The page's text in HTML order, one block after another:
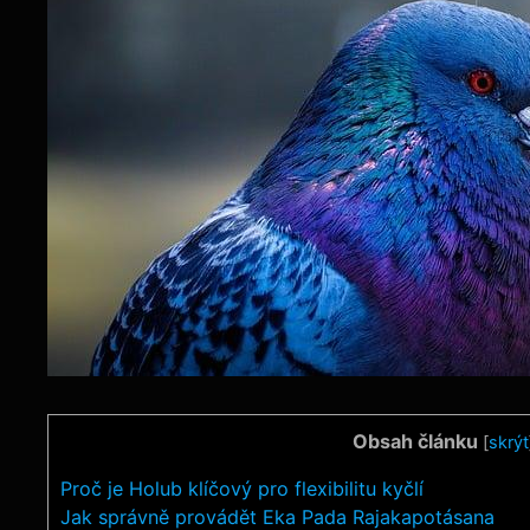
Obsah článku [skrýt
Proč je Holub klíčový pro flexibilitu kyčlí
Jak správně provádět Eka Pada Rajakapotásana